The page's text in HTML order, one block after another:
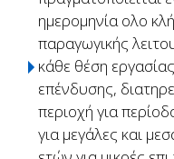
ημερομηνία ολο
παραγωγικής
κάθε θέση
επένδυσης,
περιοχή για
για μεγάλες και